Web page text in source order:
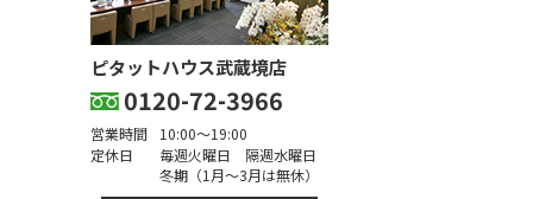
ピタットハウス武蔵境店
0120-72-3966
営業時間
10:00～19:00
定休日
毎週火曜日 隔週水曜日
冬期（1月～3月は無休）